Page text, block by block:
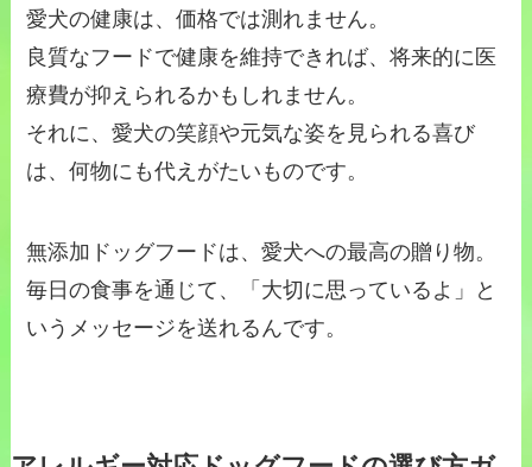
愛犬の健康は、価格では測れません。
良質なフードで健康を維持できれば、将来的に医
療費が抑えられるかもしれません。
それに、愛犬の笑顔や元気な姿を見られる喜び
は、何物にも代えがたいものです。
無添加ドッグフードは、愛犬への最高の贈り物。
毎日の食事を通じて、「大切に思っているよ」と
いうメッセージを送れるんです。